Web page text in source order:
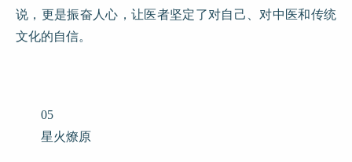
说，更是振奋人心，让医者坚定了对自己、对中医和传统
文化的自信。
05
星火燎原